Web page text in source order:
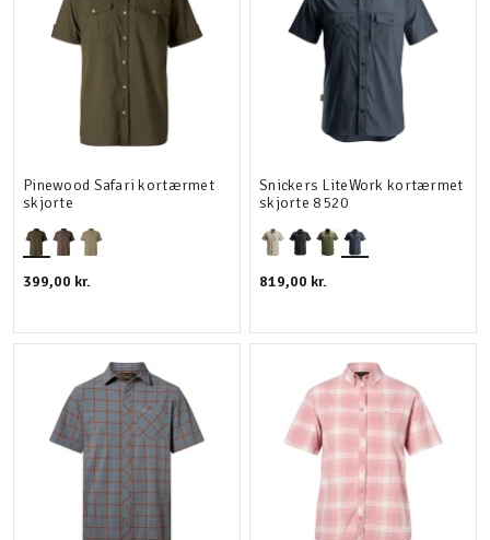
Pinewood Safari kortærmet
skjorte
399,00 kr.
Snickers LiteWork kortærmet
skjorte 8520
819,00 kr.